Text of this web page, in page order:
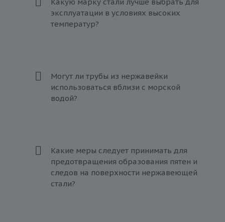
эксплуатации в условиях высоких
температур?
Могут ли трубы из нержавейки
использоваться вблизи с морской
водой?
Какие меры следует принимать для
предотвращения образования пятен и
следов на поверхности нержавеющей
стали?